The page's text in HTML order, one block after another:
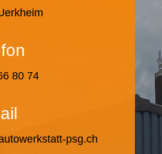
80 74
psg.ch